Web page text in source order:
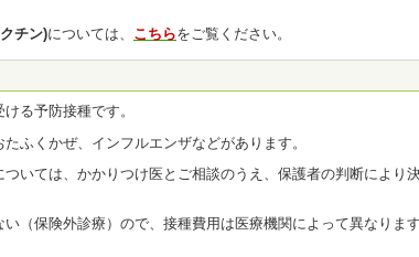
チン)については、 こちらをご覧ください。
る予防接種です。
ふくかぜ、インフルエンザなどがあります。
いては、かかりつけ医とご相談のうえ、保護者の判断により
（保険外診療）ので、接種費用は医療機関によって異なります